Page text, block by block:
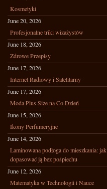
Kosmetyki
June 20, 2026
Profesjonalne triki wizażystów
June 18, 2026
Zdrowe Przepisy
June 17, 2026
Internet Radiowy i Satelitarny
June 17, 2026
Moda Plus Size na Co Dzień
June 15, 2026
Ikony Perfumeryjne
June 14, 2026
Laminowana podłoga do mieszkania: jak
dopasować ją bez pośpiechu
June 12, 2026
Matematyka w Technologii i Nauce